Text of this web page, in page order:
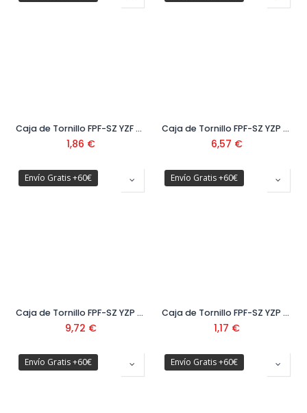
Caja de Tornillo FPF-SZ YZF BB2
1,86 €
Caja de Tornillo FPF-SZ YZP 200
6,57 €
Envío Gratis +60€
Caja de Tornillo FPF-SZ YZP 300
9,72 €
Envío Gratis +60€
Caja de Tornillo FPF-SZ YZP BB2
1,17 €
Envío Gratis +60€ Envío Gratis +60€